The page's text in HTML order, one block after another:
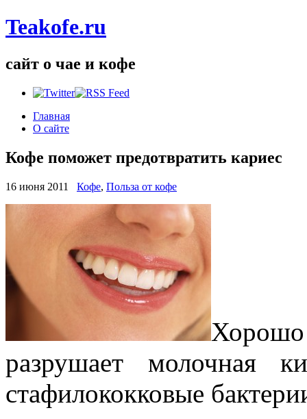
Teakofe.ru
сайт о чае и кофе
Главная
О сайте
Кофе поможет предотвратить кариес
16 июня 2011 Кофе, Польза от кофе
разрушает молочная
стафилококковые